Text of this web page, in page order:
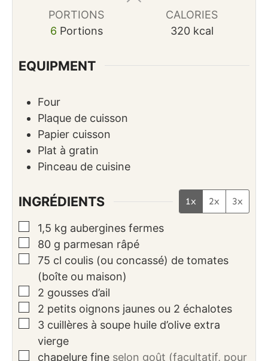
PORTIONS
6 Portions
CALORIES
320 kcal
EQUIPMENT
Four
Plaque de cuisson
Papier cuisson
Plat à gratin
Pinceau de cuisine
INGRÉDIENTS 1x 2x 3x
▢
1,5 kg aubergines fermes
▢
80 g parmesan râpé
▢
75 cl coulis (ou concassé) de tomates
(boîte ou maison)
▢
2 gousses d’ail
▢
2 petits oignons jaunes ou 2 échalotes
▢
3 cuillères à soupe huile d’olive extra
vierge
▢
chapelure fine selon goût (facultatif, pour